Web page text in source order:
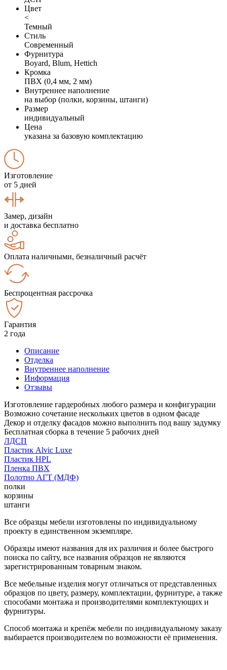
Цвет
<
Темный
Стиль
Современный
Фурнитура
Boyard, Blum, Hettich
Кромка
ПВХ (0,4 мм, 2 мм)
Внутреннее наполнение
на выбор (полки, корзины, штанги)
Размер
индивидуальный
Цена
указана за базовую комплектацию
Изготовление
от 5 дней
Замер, дизайн
и доставка бесплатно
Оплата наличными, безналичный расчёт
Беспроцентная рассрочка
Гарантия
2 года
Описание
Отделка
Внутреннее наполнение
Информация
Отзывы
Изготовление гардеробных любого размера и конфигурации
Возможно сочетание нескольких цветов в одном фасаде
Декор и отделку фасадов можно выполнить под вашу задумку
Бесплатная сборка в течение 5 рабочих дней
ЛДСП
Пластик Alvic Luxe
Пластик HPL
Пленка ПВХ
Полотно АГТ (МДФ)
полки
корзины
штанги
Все образцы мебели изготовлены по индивидуальному
проекту в единственном экземпляре.
Образцы имеют названия для их различия и более быстрого
поиска по сайту, все названия образцов не являются
зарегистрированным товарным знаком.
Все мебельные изделия могут отличаться от представленных
образцов по цвету, размеру, комплектации, фурнитуре, а также
способами монтажа и производителями комплектующих и
фурнитуры.
Способ монтажа и крепёж мебели по индивидуальному заказу
выбирается производителем по возможности её применения.